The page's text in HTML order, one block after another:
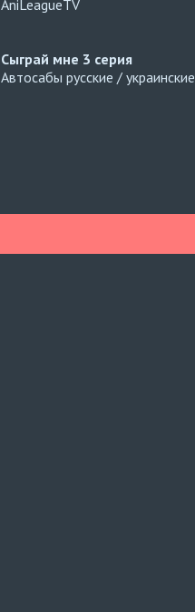
AniLeagueTV
Сыграй мне 3 серия
Автосабы русские / украинские